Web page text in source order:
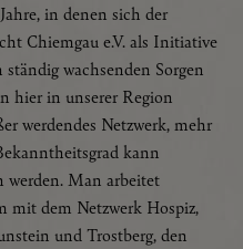
in denen sich der
Chiemgau e.V. als Initiative
wachsenden Sorgen
hier in unserer Region
werdendes Netzwerk, mehr
kann
Man arbeitet
mit dem Netzwerk Hospiz,
und Trostberg, den